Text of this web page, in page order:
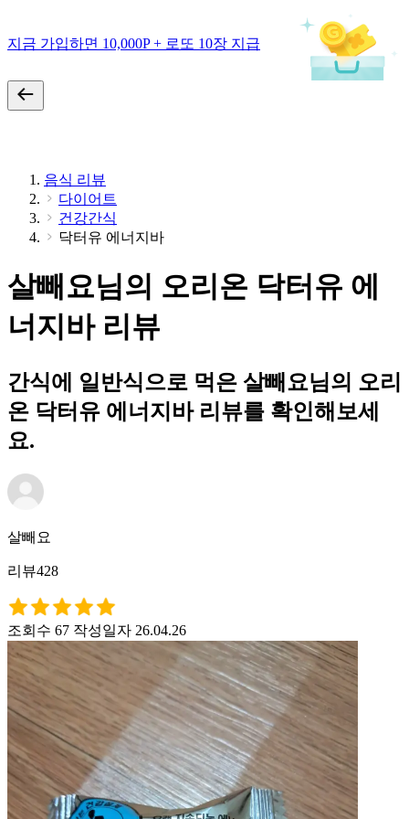
지금 가입하면 10,000P + 로또 10장 지급
음식 리뷰
다이어트
건강간식
닥터유 에너지바
살빼요님의 오리온 닥터유 에
너지바 리뷰
간식에 일반식으로 먹은 살빼요님의 오리
온 닥터유 에너지바 리뷰를 확인해보세
요.
살빼요
리뷰428
조회수 67 작성일자 26.04.26